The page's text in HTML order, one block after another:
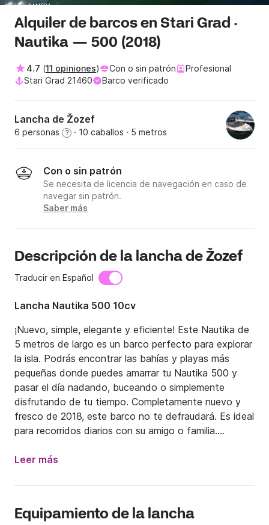
Alquiler de barcos en Stari Grad ·
Nautika — 500 (2018)
4.7 (11 opiniones) Con o sin patrón
Profesional
Stari Grad 21460
Barco verificado
Lancha de Žozef
6 personas ? · 10 caballos · 5 metros
Con o sin patrón
Se necesita de licencia de navegación en caso de
navegar sin patrón.
Saber más
Descripción de la lancha de Žozef
Traducir en Español
Lancha Nautika 500 10cv
¡Nuevo, simple, elegante y eficiente! Este Nautika de
5 metros de largo es un barco perfecto para explorar
la isla. Podrás encontrar las bahías y playas más
pequeñas donde puedes amarrar tu Nautika 500 y
pasar el día nadando, buceando o simplemente
disfrutando de tu tiempo. Completamente nuevo y
fresco de 2018, este barco no te defraudará. Es ideal
para recorridos diarios con su amigo o familia.
Puedes encontrar este barco en Starigrad, una
Dalmacia. Nombre Starigrad significa "Ciudad Vieja" y
años y es considerada la ciudad más antigua de
Leer más
Equipamiento de la lancha